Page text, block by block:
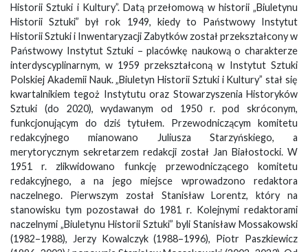
Historii Sztuki i Kultury”. Datą przełomową w historii „Biuletynu
Historii Sztuki” był rok 1949, kiedy to Państwowy Instytut
Historii Sztuki i Inwentaryzacji Zabytków został przekształcony w
Państwowy Instytut Sztuki – placówkę naukową o charakterze
interdyscyplinarnym, w 1959 przekształconą w Instytut Sztuki
Polskiej Akademii Nauk. „Biuletyn Historii Sztuki i Kultury” stał się
kwartalnikiem tegoż Instytutu oraz Stowarzyszenia Historyków
Sztuki (do 2020), wydawanym od 1950 r. pod skróconym,
funkcjonującym do dziś tytułem. Przewodniczącym komitetu
redakcyjnego mianowano Juliusza Starzyńskiego, a
merytorycznym sekretarzem redakcji został Jan Białostocki. W
1951 r. zlikwidowano funkcję przewodniczącego komitetu
redakcyjnego, a na jego miejsce wprowadzono redaktora
naczelnego. Pierwszym został Stanisław Lorentz, który na
stanowisku tym pozostawał do 1981 r. Kolejnymi redaktorami
naczelnymi „Biuletynu Historii Sztuki” byli Stanisław Mossakowski
(1982–1988), Jerzy Kowalczyk (1988–1996), Piotr Paszkiewicz